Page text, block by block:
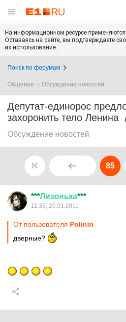
На информационном ресурсе
Оставаясь на сайте, вы подтверждаете
их использование.
Поиск по форумам
Общение Обсуждение новостей
Депутат-единорос
захоронить тело Ленина
Обсуждение новостей
85
***Лизонька***
11:35, 25.01.2011
От пользователя Polinin
дверные?